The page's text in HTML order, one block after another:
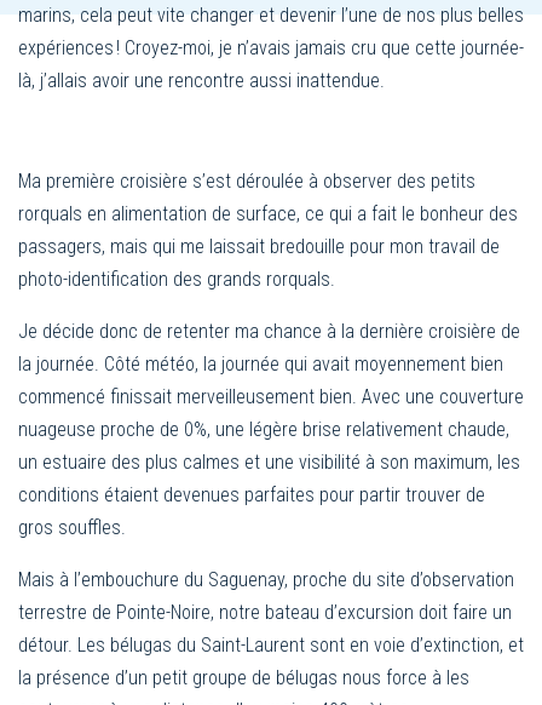
marins, cela peut vite changer et devenir l’une de nos plus belles
expériences ! Croyez-moi, je n’avais jamais cru que cette journée-
là, j’allais avoir une rencontre aussi inattendue.
Ma première croisière s’est déroulée à observer des petits
rorquals en alimentation de surface, ce qui a fait le bonheur des
passagers, mais qui me laissait bredouille pour mon travail de
photo-identification des grands rorquals.
Je décide donc de retenter ma chance à la dernière croisière de
la journée. Côté météo, la journée qui avait moyennement bien
commencé finissait merveilleusement bien. Avec une couverture
nuageuse proche de 0%, une légère brise relativement chaude,
un estuaire des plus calmes et une visibilité à son maximum, les
conditions étaient devenues parfaites pour partir trouver de
gros souffles.
Mais à l’embouchure du Saguenay, proche du site d’observation
terrestre de Pointe-Noire, notre bateau d’excursion doit faire un
détour. Les bélugas du Saint-Laurent sont en voie d’extinction, et
la présence d’un petit groupe de bélugas nous force à les